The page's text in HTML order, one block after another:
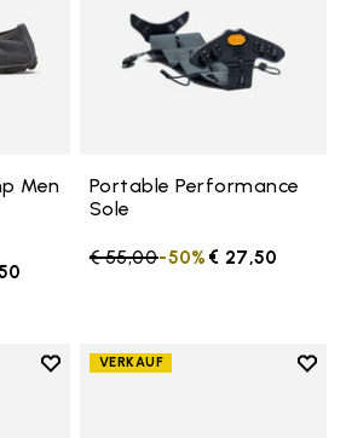
Men
Portable Performance
Sole
Price reduced from
€ 55,00to € 27,50
-50%
Add to wishlist
VERKAUF
Add